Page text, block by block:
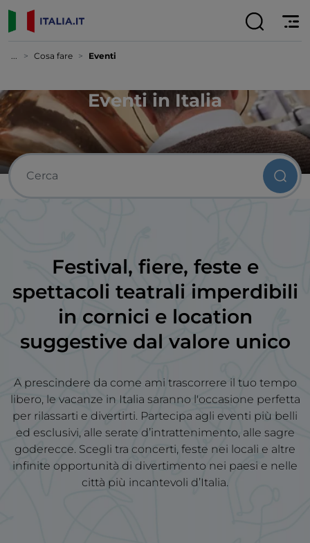
... Cosa fare Eventi
Eventi in Italia
Festival, fiere, feste e
spettacoli teatrali imperdibili
in cornici e location
suggestivedal valore unico
A prescindere da come ami trascorrere il tuo tempo
libero, le vacanze in Italia saranno l'occasione perfetta
per rilassarti e divertirti. Partecipa agli eventi più belli
ed esclusivi, alle serate d’intrattenimento, alle sagre
goderecce. Scegli tra concerti, feste nei locali e altre
infinite opportunità di divertimento nei paesi e nelle
città più incantevoli d’Italia.